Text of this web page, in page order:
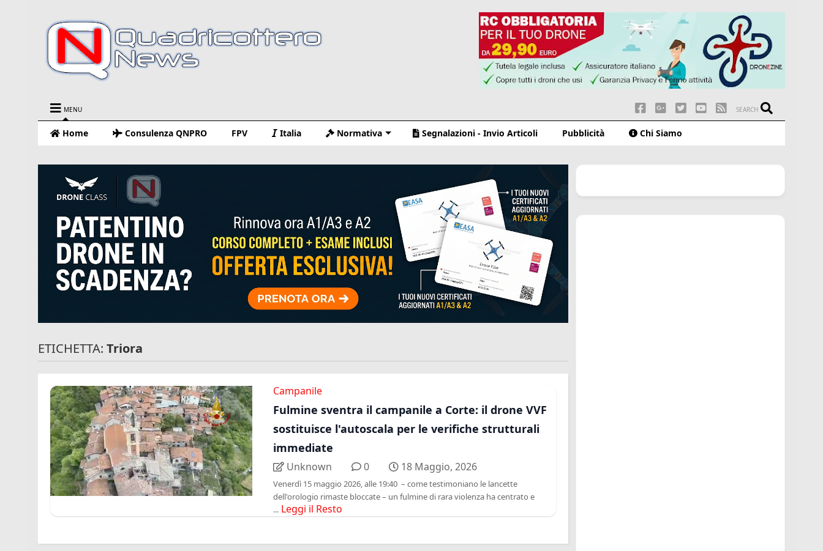
MENU SEARCH
Home Consulenza QNPRO FPV Italia Normativa Segnalazioni - Invio Articoli Pubblicità Chi Siamo
ETICHETTA: Triora
Campanile
Fulmine sventra il campanile a Corte: il drone VVF
sostituisce l'autoscala per le verifiche strutturali
immediate
Unknown 0 18 Maggio, 2026
Venerdì 15 maggio 2026, alle 19:40 – come testimoniano le lancette
dell'orologio rimaste bloccate – un fulmine di rara violenza ha centrato e
... Leggi il Resto